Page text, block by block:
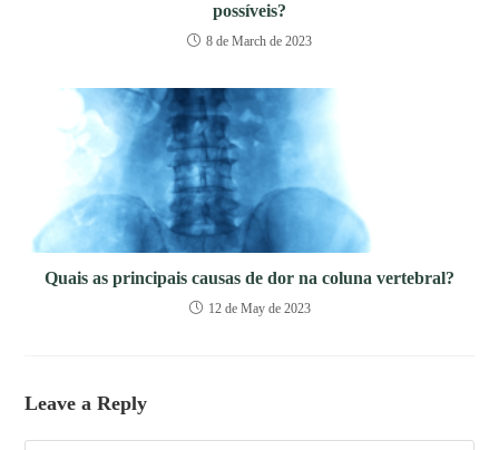
possíveis?
8 de March de 2023
Quais as principais causas de dor na coluna vertebral?
12 de May de 2023
Leave a Reply